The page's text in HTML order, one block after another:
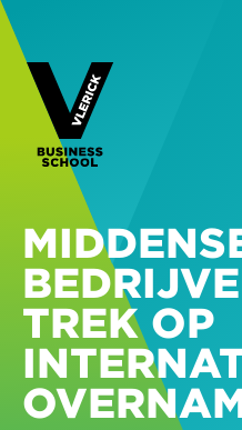
TREK OP